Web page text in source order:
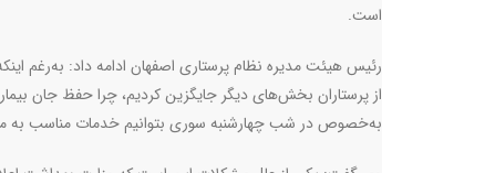
است.
رئیس هیئت مدیره نظام پرستاری اصفهان ادامه داد: به‌رغم
از پرستاران بخش‌های دیگر جایگزین کردیم، چرا حفظ جان
به‌خصوص در شب چهارشنبه سوری بتوانیم خدمات مناسب به